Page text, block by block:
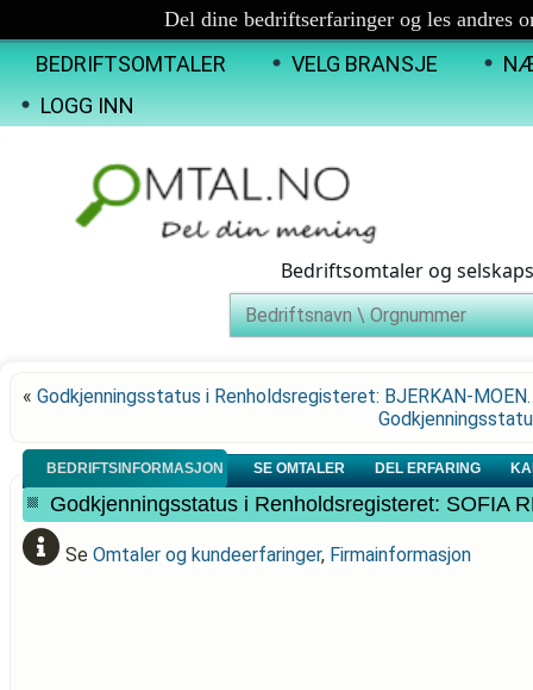
Del dine bedriftserfaringer og les andres
BEDRIFTSOMTALER VELG BRANSJE
LOGG INN
Bedriftsomtaler og
« Godkjenningsstatus i Renholdsregisteret: BJERKAN-
BEDRIFTSINFORMASJON SE OMTALER DEL ERFARING
Godkjenningsstatus i Renholdsregisteret: SOFIA
Se Omtaler og kundeerfaringer, Firmainformasjon